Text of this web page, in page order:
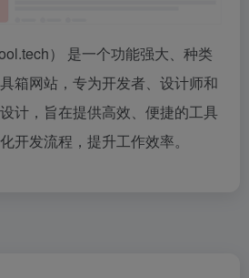
） 是一个功能强大、种类
箱网站，专为开发者、设计师和
计，旨在提供高效、便捷的工具
开发流程，提升工作效率。